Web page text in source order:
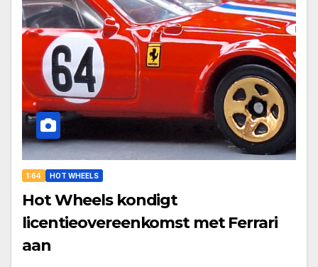
1:64 HOT WHEELS
Hot Wheels kondigt
licentieovereenkomst met Ferrari
aan